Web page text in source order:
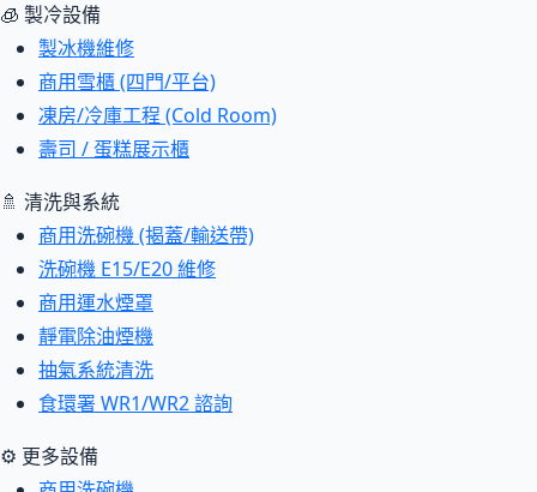
🧊 製冷設備
製冰機維修
商用雪櫃 (四門/平台)
凍房/冷庫工程 (Cold Room)
壽司 / 蛋糕展示櫃
🚿 清洗與系統
商用洗碗機 (揭蓋/輸送帶)
洗碗機 E15/E20 維修
商用運水煙罩
靜電除油煙機
抽氣系統清洗
食環署 WR1/WR2 諮詢
⚙ 更多設備